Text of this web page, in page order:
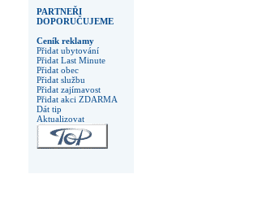
PARTNEŘI
DOPORUČUJEME
Ceník reklamy
Přidat ubytování
Přidat Last Minute
Přidat obec
Přidat službu
Přidat zajímavost
Přidat akci ZDARMA
Dát tip
Aktualizovat